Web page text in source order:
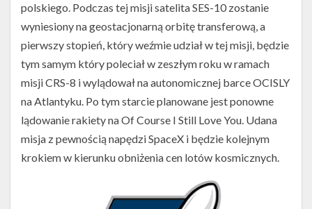
polskiego. Podczas tej misji satelita SES-10 zostanie
wyniesiony na geostacjonarną orbitę transferową, a
pierwszy stopień, który weźmie udział w tej misji, będzie
tym samym który poleciał w zeszłym roku w ramach
misji CRS-8 i wylądował na autonomicznej barce OCISLY
na Atlantyku. Po tym starcie planowane jest ponowne
lądowanie rakiety na Of Course I Still Love You. Udana
misja z pewnością napędzi SpaceX i będzie kolejnym
krokiem w kierunku obniżenia cen lotów kosmicznych.